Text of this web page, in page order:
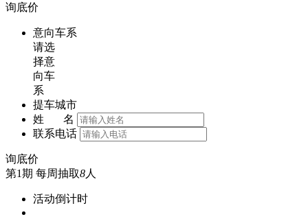
询底价
意向车系
请选
择意
向车
系
提车城市
姓 名
联系电话
询底价
第1期 每周抽取8人
活动倒计时